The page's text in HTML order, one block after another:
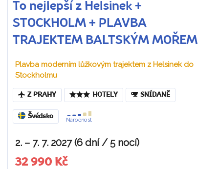
To nejlepší z Helsinek +
STOCKHOLM + PLAVBA
TRAJEKTEM BALTSKÝM MOŘEM
Plavba moderním lůžkovým trajektem z Helsinek do
Stockholmu
Z PRAHY HOTELY SNÍDANĚ
Švédsko
Náročnost
2. – 7. 7. 2027 (6 dní / 5 nocí)
32 990 Kč